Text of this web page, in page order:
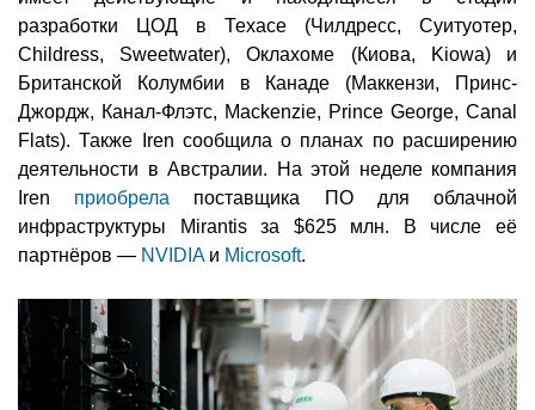
разработки ЦОД в Техасе (Чилдресс, Суитуотер,
Childress, Sweetwater), Оклахоме (Киова, Kiowa) и
Британской Колумбии в Канаде (Маккензи, Принс-
Джордж, Канал-Флэтс, Mackenzie, Prince George, Canal
Flats). Также Iren сообщила о планах по расширению
деятельности в Австралии. На этой неделе компания
Iren приобрела поставщика ПО для облачной
инфраструктуры Mirantis за $625 млн. В числе её
партнёров — NVIDIAи Microsoft.